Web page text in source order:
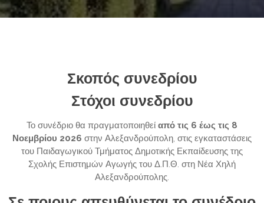
Σκοπός συνεδρίου
Στόχοι συνεδρίου
Το συνέδριο θα πραγματοποιηθεί από τις 6 έως τις 8
Νοεμβρίου 2026 στην Αλεξανδρούπολη, στις εγκαταστάσεις
του Παιδαγωγικού Τμήματος Δημοτικής Εκπαίδευσης της
Σχολής Επιστημών Αγωγής του Δ.Π.Θ. στη Νέα Χηλή
Αλεξανδρούπολης.